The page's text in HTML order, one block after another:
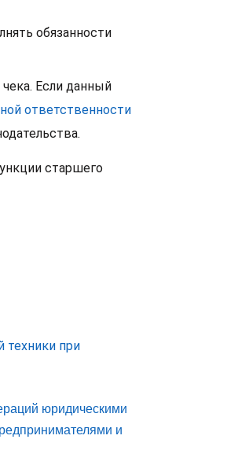
обязанности
Если данный
ответственности
старшего
техники при
юридическими
и